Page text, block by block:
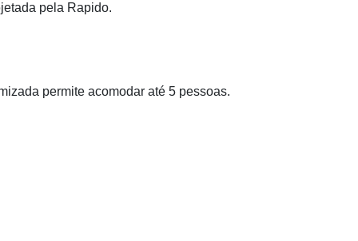
pela Rapido.
permite acomodar até 5 pessoas.